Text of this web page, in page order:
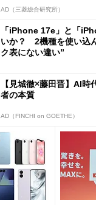
AD（三菱総合研究所）
「iPhone 17e」と「
いか？ 2機種を使い込
ク表にない違い”
【見城徹×藤田晋】AI
者の本質
AD（FINCHI on GOETHE）